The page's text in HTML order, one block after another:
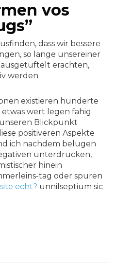
vos
dass wir bessere
so lange unsereiner
ausgetuftelt erachten,
werden.
existieren hunderte
wert legen fahig
Blickpunkt
positiveren Aspekte
ich nachdem belugen
unterdrucken,
hinein
tag oder spuren
echt? unnilseptium sic